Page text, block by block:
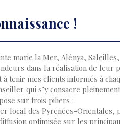
!
marie la Mer, Alénya,
dans la réalisation de leur
mes clients informés à
qui s’y consacre
sur trois piliers :
local des Pyrénées-
optimisée sur les